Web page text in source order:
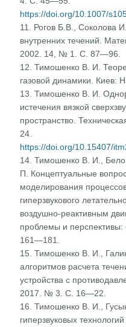
https://doi.org/10.1007/
11. Рогов Б.В., Соколова
внутренних течений.
2002. 14, № 1. С. 87—96.
12. Тимошенко В. И.
газовой динамики. Киев:
13. Тимошенко В. И.
истечения вязкой
пространство.
24.
https://doi.org/10.15407/
14. Тимошенко В. И.,
П. Концептуальные
моделирования
гиперзвукового
воздушно-реактивным
проблемы и
161—181.
15. Тимошенко В. И.,
алгоритмов расчета
устройства с
2017. № 3. С. 16—22.
16. Тимошенко В. И.,
гиперзвуковых